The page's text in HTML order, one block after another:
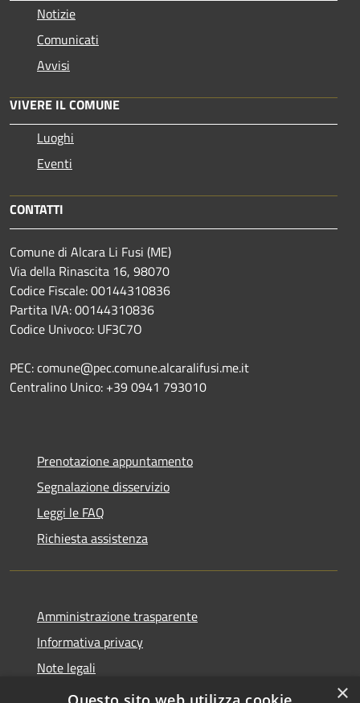
Notizie
Comunicati
Avvisi
VIVERE IL COMUNE
Luoghi
Eventi
CONTATTI
Comune di Alcara Li Fusi (ME)
Via della Rinascita 16, 98070
Codice Fiscale: 00144310836
Partita IVA: 00144310836
Codice Univoco: UF3C7O
PEC: comune@pec.comune.alcaralifusi.me.it
Centralino Unico: +39 0941 793010
Prenotazione appuntamento
Segnalazione disservizio
Leggi le FAQ
Richiesta assistenza
Amministrazione trasparente
Informativa privacy
Note legali
Dichiarazione di accessibilità
×